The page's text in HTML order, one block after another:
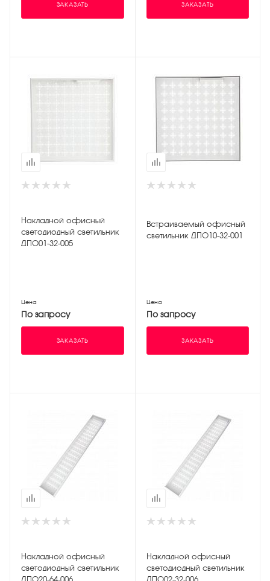
ЗАКАЗАТЬ ЗАКАЗАТЬ
Накладной офисный
светодиодный светильник
ДПО01-32-005
Цена
По запросу
ЗАКАЗАТЬ
Встраиваемый офисный
светильник ДПО10-32-001
Цена
По запросу
ЗАКАЗАТЬ
Накладной офисный
светодиодный светильник
Накладной офисный
светодиодный светильник